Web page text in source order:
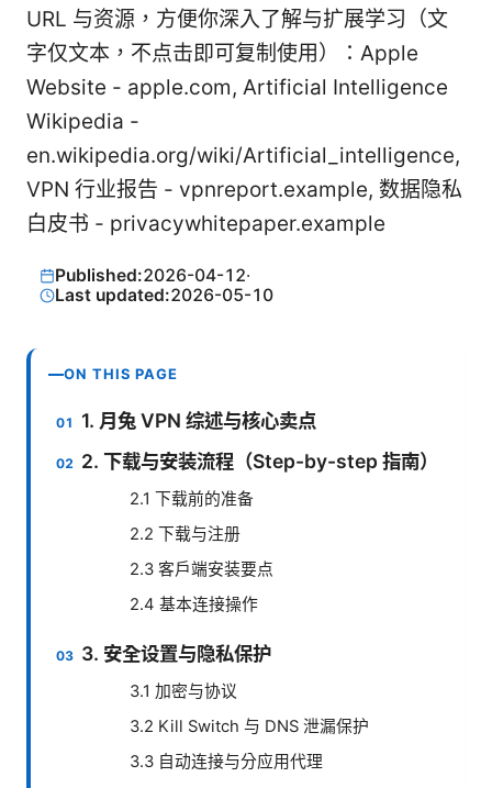
URL 与资源，方便你深入了解与扩展学习（文
字仅文本，不点击即可复制使用）：Apple
Website - apple.com, Artificial Intelligence
Wikipedia -
en.wikipedia.org/wiki/Artificial_intelligence,
VPN 行业报告 - vpnreport.example, 数据隐私
白皮书 - privacywhitepaper.example
Published:2026-04-12·
Last updated:2026-05-10
ON THIS PAGE
1. 月兔 VPN 综述与核心卖点
2. 下载与安装流程（Step-by-step 指南）
2.1 下载前的准备
2.2 下载与注册
2.3 客户端安装要点
2.4 基本连接操作
3. 安全设置与隐私保护
3.1 加密与协议
3.2 Kill Switch 与 DNS 泄漏保护
3.3 自动连接与分应用代理